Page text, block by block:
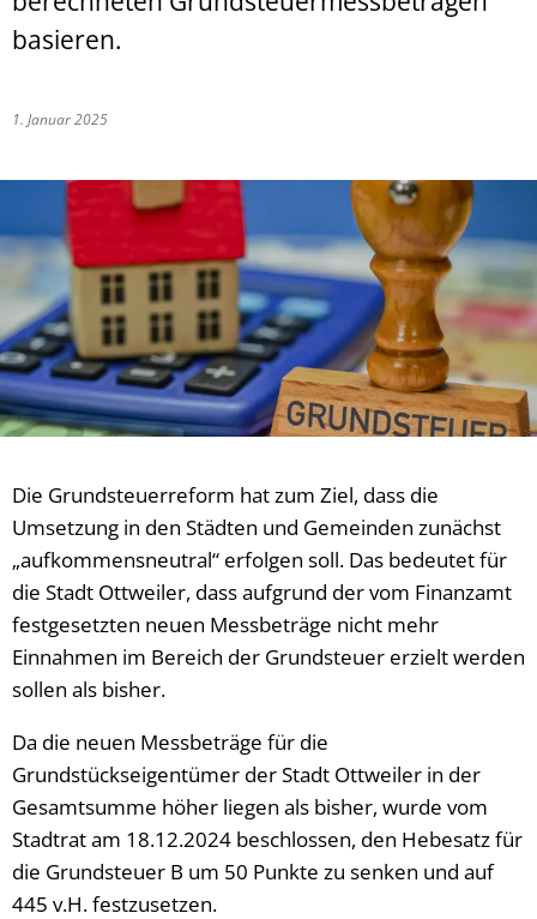
basieren.
1. Januar 2025
Die Grundsteuerreform hat zum Ziel, dass die
Umsetzung in den Städten und Gemeinden zunächst
„aufkommensneutral“ erfolgen soll. Das bedeutet für
die Stadt Ottweiler, dass aufgrund der vom Finanzamt
festgesetzten neuen Messbeträge nicht mehr
Einnahmen im Bereich der Grundsteuer erzielt werden
sollen als bisher.
Da die neuen Messbeträge für die
Grundstückseigentümer der Stadt Ottweiler in der
Gesamtsumme höher liegen als bisher, wurde vom
Stadtrat am 18.12.2024 beschlossen, den Hebesatz für
die Grundsteuer B um 50 Punkte zu senken und auf
445 v.H. festzusetzen.